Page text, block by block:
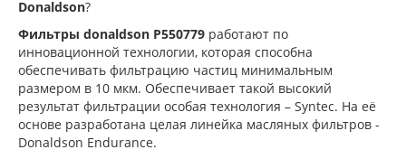
Donaldson?
Фильтры donaldson P550779 работают по
инновационной технологии, которая способна
обеспечивать фильтрацию частиц минимальным
размером в 10 мкм. Обеспечивает такой высокий
результат фильтрации особая технология – Syntec. На её
основе разработана целая линейка масляных фильтров -
Donaldson Endurance.